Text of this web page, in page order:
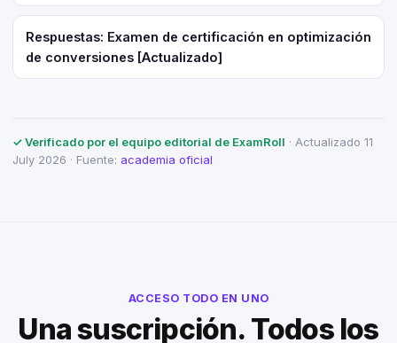
Respuestas: Examen de certificación en optimización
de conversiones [Actualizado]
✓ Verificado por el equipo editorial de ExamRoll · Actualizado 11
July 2026 · Fuente: academia oficial
ACCESO TODO EN UNO
Una suscripción. Todos los